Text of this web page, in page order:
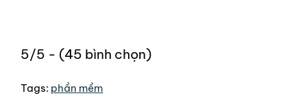
5/5 - (45 bình chọn)
Tags: phần mềm